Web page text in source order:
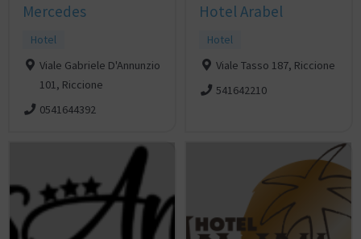
Mercedes
Hotel
Viale Gabriele D'Annunzio
101, Riccione
0541644392
Hotel Arabel
Hotel
Viale Tasso 187, Riccione
541642210